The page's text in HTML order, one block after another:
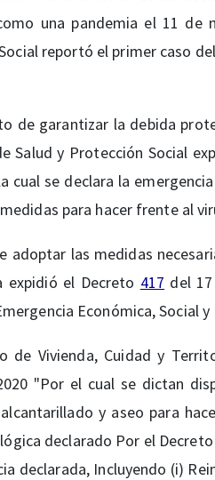
una pandemia el 11
reportó el primer caso
de garantizar la debida
Salud y Protección Social
cual se declara la
para hacer frente al
adoptar las medidas
expidió el Decreto 417 del
Económica, Social
de Vivienda, Cuidad y
"Por el cual se dictan
y aseo para
declarado Por el Decreto
declarada, Incluyendo (i)